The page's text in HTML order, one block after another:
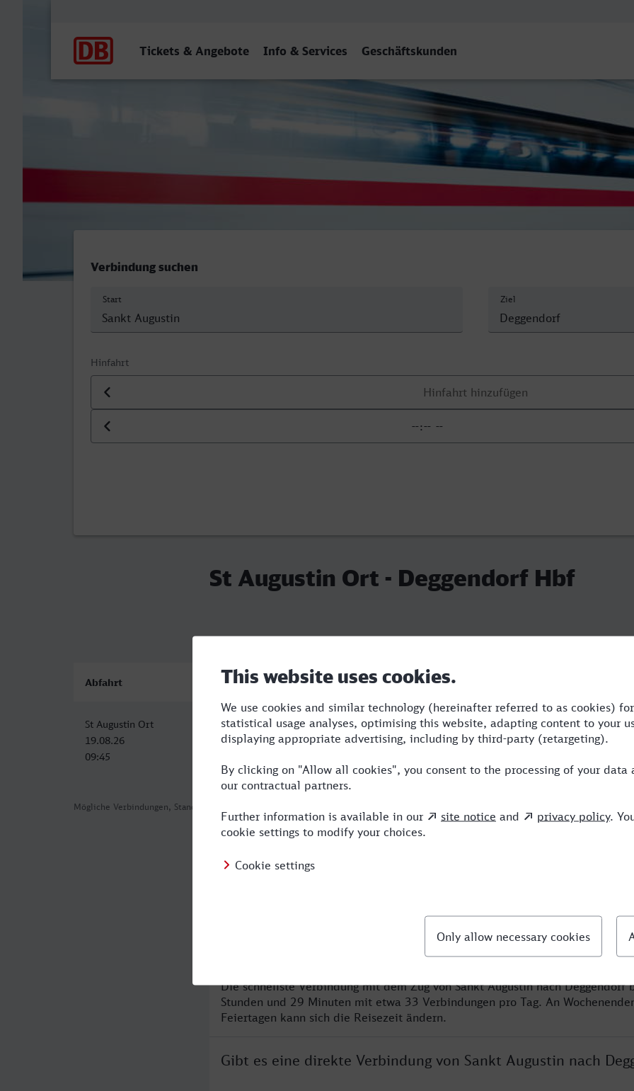
Tickets & Angebote Info & Services Geschäftskunden
St Augustin Ort - Deggendorf Hbf
Verbindung suchen
Start Ziel
Hinfahrt
Datum der Hinfahrt
Uhrzeit der Hinfahrt
St Augustin Ort - Deggendorf Hbf
Mögliche Verbindungen, Stand: 2026-08-05 03:50
Abfahrt Ankunft Dauer Umstiege
St Augustin Ort
19.08.26
09:45
Deggendorf Hbf
19.08.26
6:29 4 STR,BUS,AG,WBA,ICE
Was ist die schnellste Verbindung von Sankt Augustin nach
Die schnellste Verbindung mit dem Zug von Sankt Augustin nach Deggendorf
Stunden und 29 Minuten mit etwa 33 Verbindungen pro Tag. An
Feiertagen kann sich die Reisezeit ändern.
Gibt es eine direkte Verbindung von Sankt Augustin nach